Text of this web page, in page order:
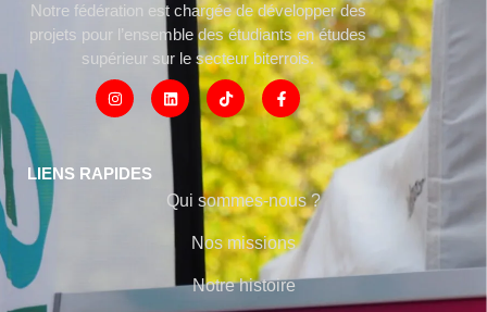
Notre fédération est chargée de développer des
projets pour l’ensemble des étudiants en études
supérieur sur le secteur biterrois.
LIENS RAPIDES
Qui sommes-nous ?
Nos missions
Notre histoire